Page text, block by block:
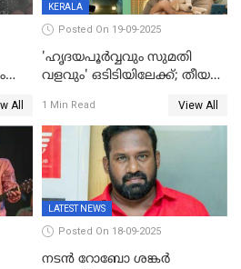
All
KERALA
Posted On 19-09-2025
'ഹൃദയപൂര്‍വ്വവും സുമതി
വളവും' ഒടിടിയിലേക്ക്; തീയതി
1 Min Read View All
LATEST NEWS
Posted On 18-09-2025
നടൻ റോബോ ശങ്കർ